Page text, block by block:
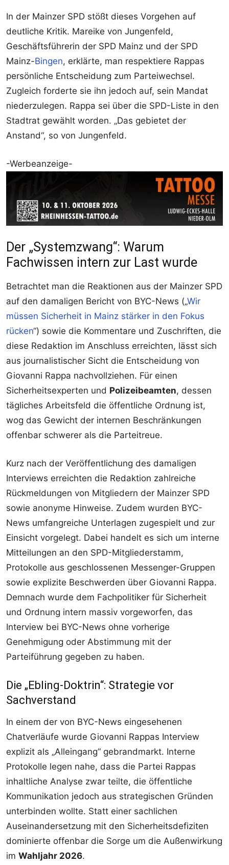
In der Mainzer SPD stößt dieses Vorgehen auf
deutliche Kritik. Mareike von Jungenfeld,
Geschäftsführerin der SPD Mainz und der SPD
Mainz-Bingen, erklärte, man respektiere Rappas
persönliche Entscheidung zum Parteiwechsel.
Zugleich forderte sie ihn jedoch auf, sein Mandat
niederzulegen. Rappa sei über die SPD-Liste in den
Stadtrat gewählt worden. „Das gebietet der
Anstand“, so von Jungenfeld.
-Werbeanzeige-
Der „Systemzwang“: Warum
Fachwissen intern zur Last wurde
Betrachtet man die Reaktionen aus der Mainzer SPD
auf den damaligen Bericht von BYC-News („Wir
müssen Sicherheit in Mainz stärker in den Fokus
rücken“) sowie die Kommentare und Zuschriften, die
diese Redaktion im Anschluss erreichten, lässt sich
aus journalistischer Sicht die Entscheidung von
Giovanni Rappa nachvollziehen. Für einen
Sicherheitsexperten und Polizeibeamten, dessen
tägliches Arbeitsfeld die öffentliche Ordnung ist,
wog das Gewicht der internen Beschränkungen
offenbar schwerer als die Parteitreue.
Kurz nach der Veröffentlichung des damaligen
Interviews erreichten die Redaktion zahlreiche
Rückmeldungen von Mitgliedern der Mainzer SPD
sowie anonyme Hinweise. Zudem wurden BYC-
News umfangreiche Unterlagen zugespielt und zur
Einsicht vorgelegt. Dabei handelt es sich um interne
Mitteilungen an den SPD-Mitgliederstamm,
Protokolle aus geschlossenen Messenger-Gruppen
sowie explizite Beschwerden über Giovanni Rappa.
Demnach wurde dem Fachpolitiker für Sicherheit
und Ordnung intern massiv vorgeworfen, das
Interview bei BYC-News ohne vorherige
Genehmigung oder Abstimmung mit der
Parteiführung gegeben zu haben.
Die „Ebling-Doktrin“: Strategie vor
Sachverstand
In einem der von BYC-News eingesehenen
Chatverläufe wurde Giovanni Rappas Interview
explizit als „Alleingang“ gebrandmarkt. Interne
Protokolle legen nahe, dass die Partei Rappas
inhaltliche Analyse zwar teilte, die öffentliche
Kommunikation jedoch aus strategischen Gründen
unterbinden wollte. Statt einer sachlichen
Auseinandersetzung mit den Sicherheitsdefiziten
dominierte offenbar die Sorge um die Außenwirkung
im Wahljahr 2026.